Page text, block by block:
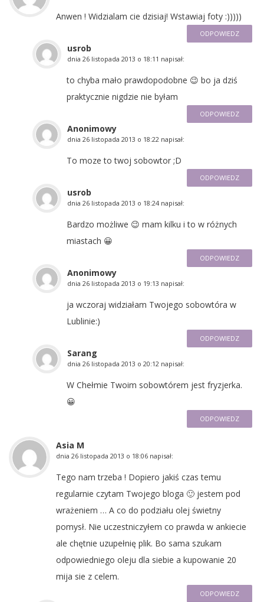
Anwen ! Widzialam cie dzisiaj! Wstawiaj foty :)))))
ODPOWIEDZ
usrob
dnia 26 listopada 2013 o 18:11 napisał:
to chyba mało prawdopodobne 😉 bo ja dziś
praktycznie nigdzie nie byłam
ODPOWIEDZ
Anonimowy
dnia 26 listopada 2013 o 18:22 napisał:
To moze to twoj sobowtor ;D
ODPOWIEDZ
usrob
dnia 26 listopada 2013 o 18:24 napisał:
Bardzo możliwe 😉 mam kilku i to w różnych
miastach 😀
ODPOWIEDZ
Anonimowy
dnia 26 listopada 2013 o 19:13 napisał:
ja wczoraj widziałam Twojego sobowtóra w
Lublinie:)
ODPOWIEDZ
Sarang
dnia 26 listopada 2013 o 20:12 napisał:
W Chełmie Twoim sobowtórem jest fryzjerka.
😀
ODPOWIEDZ
Asia M
dnia 26 listopada 2013 o 18:06 napisał:
Tego nam trzeba ! Dopiero jakiś czas temu
regularnie czytam Twojego bloga 🙂 jestem pod
wrażeniem … A co do podziału olej świetny
pomysł. Nie uczestniczyłem co prawda w ankiecie
ale chętnie uzupełnię plik. Bo sama szukam
odpowiedniego oleju dla siebie a kupowanie 20
mija sie z celem.
ODPOWIEDZ